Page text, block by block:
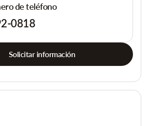
de teléfono
0818
Solicitar información